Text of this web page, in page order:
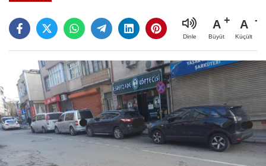
Dinle
A
Büyüt
A
Küçült